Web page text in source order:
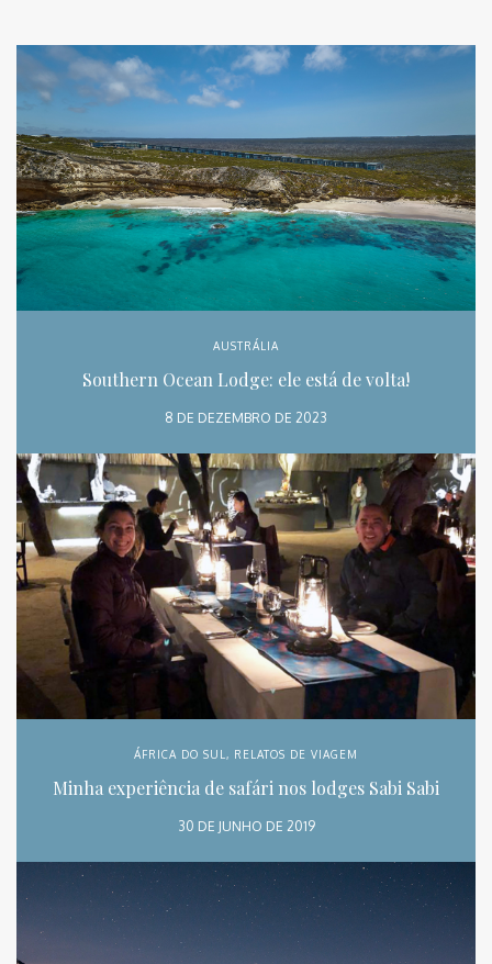
AUSTRÁLIA
Southern Ocean Lodge: ele está de volta!
8 DE DEZEMBRO DE 2023
ÁFRICA DO SUL , RELATOS DE VIAGEM
Minha experiência de safári nos lodges Sabi Sabi
30 DE JUNHO DE 2019